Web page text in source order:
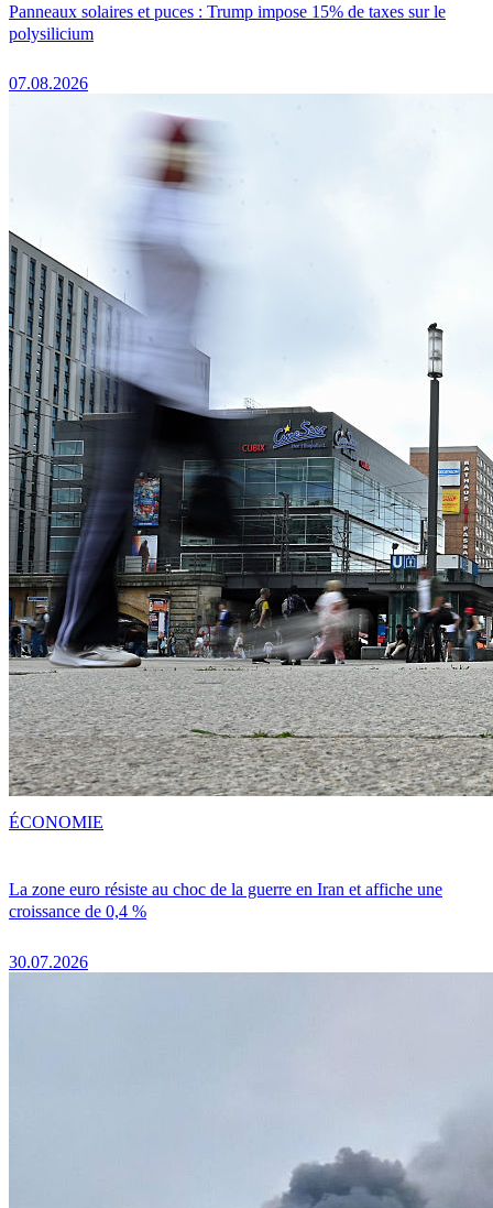
Panneaux solaires et puces : Trump impose 15% de taxes sur le
polysilicium
07.08.2026
La zone euro résiste au choc de la guerre en Iran et affiche une
croissance de 0,4 %
30.07.2026
ÉCONOMIE